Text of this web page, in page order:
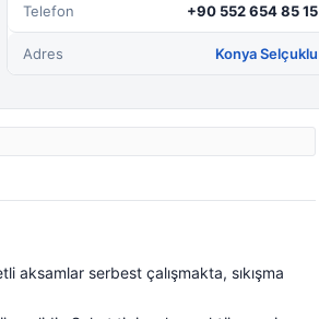
Telefon +90 552 654 85 15
Adres Konya Selçuklu
aksamlar serbest çalışmakta, sıkışma